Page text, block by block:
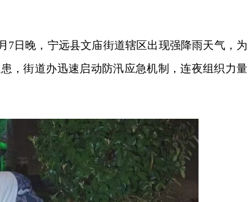
7日晚，宁远县文庙街道辖区出现强降雨天气，为
，街道办迅速启动防汛应急机制，连夜组织力量